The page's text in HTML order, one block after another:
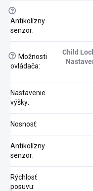
?
Antikolízny
senzor:
?
Možnosti
ovládača:
Child
Nastavenie
výšky:
Nosnosť:
Antikolízny
senzor:
Rýchlosť
posuvu: